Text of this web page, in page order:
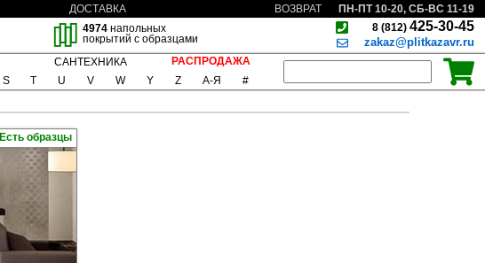
ДОСТАВКА ВОЗВРАТ
ПН-ПТ 10-20, СБ-ВС 11-19
4974напольных
покрытий с образцами
8 (812) 425-30-45
zakaz@plitkazavr.ru
САНТЕХНИКА
РАСПРОДАЖА
S T U V W Y Z А-Я #
Есть образцы